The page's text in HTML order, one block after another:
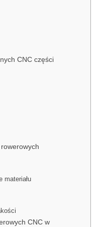
CNC części
materiału
CNC w